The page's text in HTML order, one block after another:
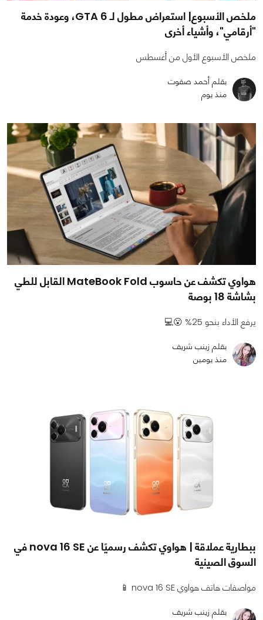
ملخص الأسبوع| استعراض مطول لـ GTA 6، وعودة خدمة
"أرقامي"، وأشياء أخرى
ملخص الأسبوع الأول من أغسطس
بقلم أحمد صفوت
منذ يوم
هواوي تكشف عن حاسوب MateBook Fold القابل للطي
بشاشة 18 بوصة
يرفع الأداء بنحو 25% 😮💻
بقلم زينب شريف
منذ يومين
ببطارية عملاقة | هواوي تكشف رسميًا عن nova 16 SE في
السوق الصينية
مواصفات هاتف هواوي nova 16 SE 📱
بقلم زينب شريف